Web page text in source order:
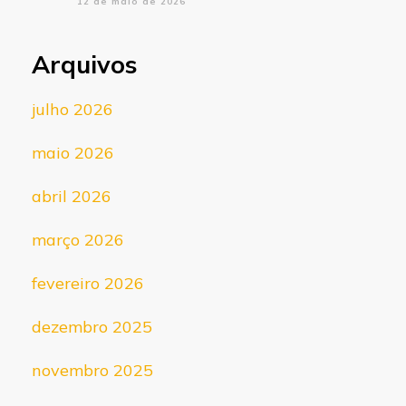
Arquivos
julho 2026
maio 2026
abril 2026
março 2026
fevereiro 2026
dezembro 2025
novembro 2025